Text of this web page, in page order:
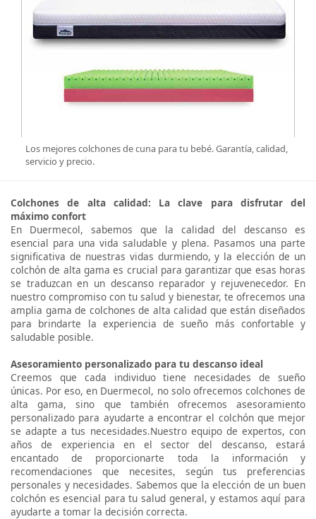
Los mejores colchones de cuna para tu bebé. Garantía, calidad,
servicio y precio.
Colchones de alta calidad: La clave para disfrutar del
máximo confort
En Duermecol, sabemos que la calidad del descanso es
esencial para una vida saludable y plena. Pasamos una parte
significativa de nuestras vidas durmiendo, y la elección de un
colchón de alta gama es crucial para garantizar que esas horas
se traduzcan en un descanso reparador y rejuvenecedor. En
nuestro compromiso con tu salud y bienestar, te ofrecemos una
amplia gama de colchones de alta calidad que están diseñados
para brindarte la experiencia de sueño más confortable y
saludable posible.
Asesoramiento personalizado para tu descanso ideal
Creemos que cada individuo tiene necesidades de sueño
únicas. Por eso, en Duermecol, no solo ofrecemos colchones de
alta gama, sino que también ofrecemos asesoramiento
personalizado para ayudarte a encontrar el colchón que mejor
se adapte a tus necesidades.Nuestro equipo de expertos, con
años de experiencia en el sector del descanso, estará
encantado de proporcionarte toda la información y
recomendaciones que necesites, según tus preferencias
personales y necesidades. Sabemos que la elección de un buen
colchón es esencial para tu salud general, y estamos aquí para
ayudarte a tomar la decisión correcta.